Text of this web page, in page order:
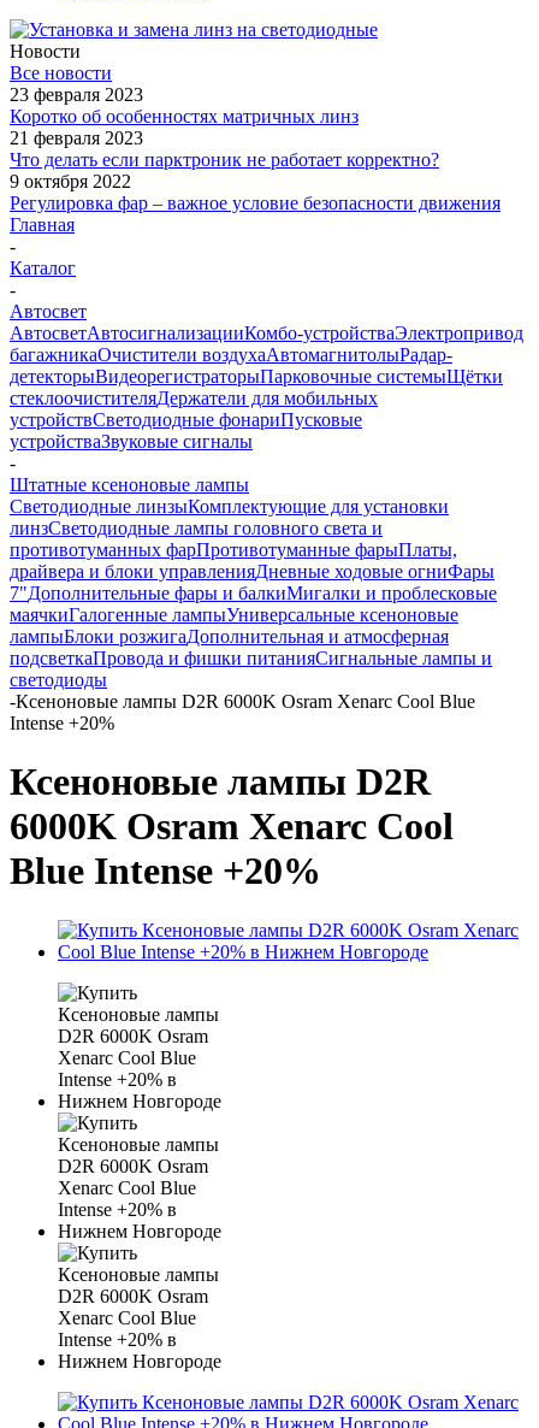
Новости
Все новости
23 февраля 2023
Коротко об особенностях матричных линз
21 февраля 2023
Что делать если парктроник не работает корректно?
9 октября 2022
Регулировка фар – важное условие безопасности движения
Главная
-
Каталог
-
Автосвет
АвтосветАвтосигнализацииКомбо-устройстваЭлектропривод
багажникаОчистители воздухаАвтомагнитолыРадар-
детекторыВидеорегистраторыПарковочные системыЩётки
стеклоочистителяДержатели для мобильных
устройствСветодиодные фонариПусковые
устройстваЗвуковые сигналы
-
Штатные ксеноновые лампы
Светодиодные линзыКомплектующие для установки
линзСветодиодные лампы головного света и
противотуманных фарПротивотуманные фарыПлаты,
драйвера и блоки управленияДневные ходовые огниФары
7"Дополнительные фары и балкиМигалки и проблесковые
маячкиГалогенные лампыУниверсальные ксеноновые
лампыБлоки розжигаДополнительная и атмосферная
подсветкаПровода и фишки питанияCигнальные лампы и
светодиоды
-Ксеноновые лампы D2R 6000K Osram Xenarc Cool Blue
Intense +20%
Ксеноновые лампы D2R
6000K Osram Xenarc Cool
Blue Intense +20%